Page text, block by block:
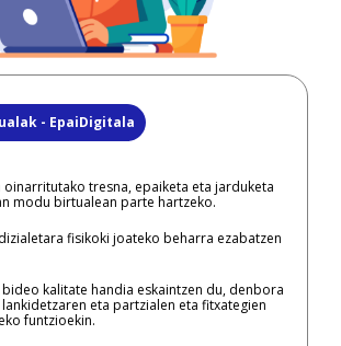
- EpaiDigitala
oinarritutako tresna, epaiketa eta jarduketa
modu birtualean parte hartzeko.
fisikoki joateko beharra ezabatzen
kalitate handia eskaintzen du, denbora
eta partzialen eta fitxategien
funtzioekin.